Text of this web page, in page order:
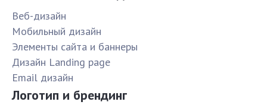
Веб-дизайн
Мобильный дизайн
Элементы сайта и баннеры
Дизайн Landing page
Email дизайн
Логотип и брендинг